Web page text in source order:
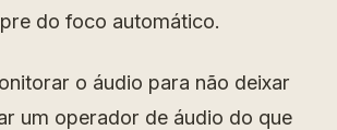
do foco automático.
o áudio para não deixar
um operador de áudio do que